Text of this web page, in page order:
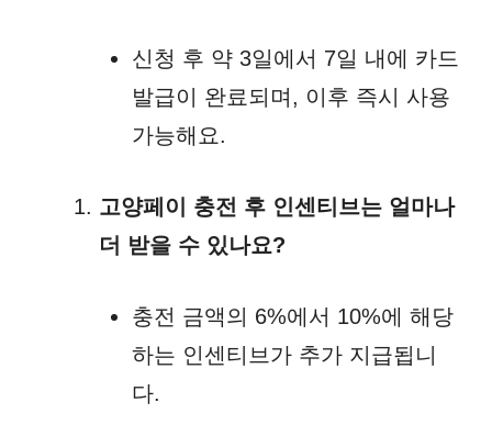
신청 후 약 3일에서 7일 내에 카드
발급이 완료되며, 이후 즉시 사용
가능해요.
고양페이 충전 후 인센티브는 얼마나
더 받을 수 있나요?
충전 금액의 6%에서 10%에 해당
하는 인센티브가 추가 지급됩니
다.